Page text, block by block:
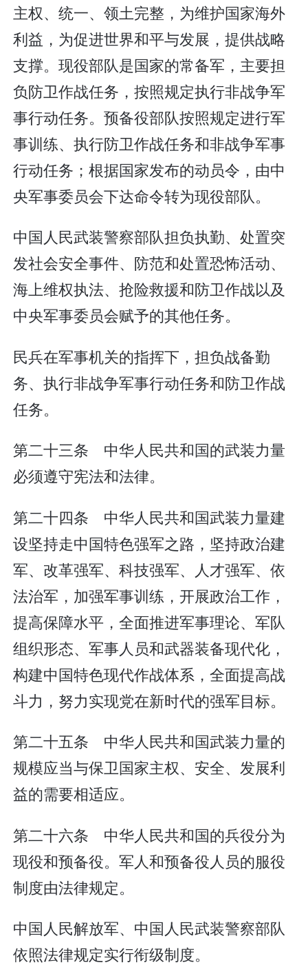
主权、统一、领土完整，为维护国家海外
利益，为促进世界和平与发展，提供战略
支撑。现役部队是国家的常备军，主要担
负防卫作战任务，按照规定执行非战争军
事行动任务。预备役部队按照规定进行军
事训练、执行防卫作战任务和非战争军事
行动任务；根据国家发布的动员令，由中
央军事委员会下达命令转为现役部队。
中国人民武装警察部队担负执勤、处置突
发社会安全事件、防范和处置恐怖活动、
海上维权执法、抢险救援和防卫作战以及
中央军事委员会赋予的其他任务。
民兵在军事机关的指挥下，担负战备勤
务、执行非战争军事行动任务和防卫作战
任务。
第二十三条 中华人民共和国的武装力量
必须遵守宪法和法律。
第二十四条 中华人民共和国武装力量建
设坚持走中国特色强军之路，坚持政治建
军、改革强军、科技强军、人才强军、依
法治军，加强军事训练，开展政治工作，
提高保障水平，全面推进军事理论、军队
组织形态、军事人员和武器装备现代化，
构建中国特色现代作战体系，全面提高战
斗力，努力实现党在新时代的强军目标。
第二十五条 中华人民共和国武装力量的
规模应当与保卫国家主权、安全、发展利
益的需要相适应。
第二十六条 中华人民共和国的兵役分为
现役和预备役。军人和预备役人员的服役
制度由法律规定。
中国人民解放军、中国人民武装警察部队
依照法律规定实行衔级制度。